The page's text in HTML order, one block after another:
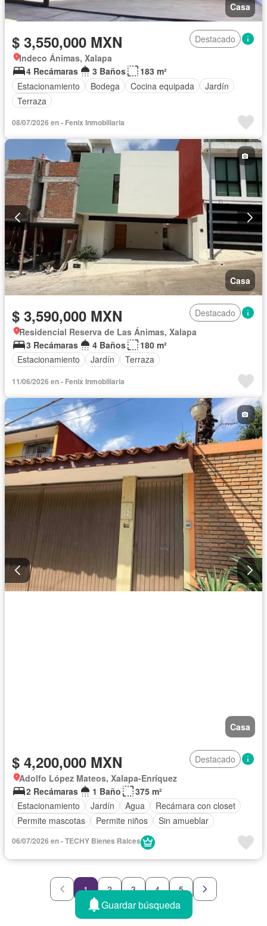
Casa
$ 3,550,000 MXN
Destacado
Indeco Ánimas, Xalapa
4 Recámaras
3 Baños
183 m²
Estacionamiento
Bodega Cocina equipada
Jardín
Terraza
08/07/2026 en - Fenix Inmobiliaria
Casa
$ 3,590,000 MXN
Destacado
Residencial Reserva de Las Ánimas, Xalapa
3 Recámaras
4 Baños
180 m²
Estacionamiento
Jardín Terraza
11/06/2026 en - Fenix Inmobiliaria
Casa
$ 4,200,000 MXN
Destacado
Adolfo López Mateos, Xalapa-Enríquez
2 Recámaras
1 Baño
375 m²
Estacionamiento
Jardín Agua
Recámara con closet
Permite mascotas
Permite niños Sin amueblar
06/07/2026 en - TECHY Bienes Raices
1 2 3 4 5
Guardar búsqueda